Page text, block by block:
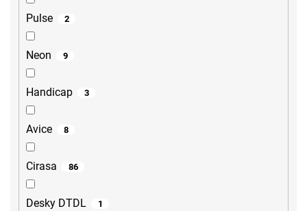
Pulse 2
Neon 9
Handicap 3
Avice 8
Cirasa 86
Desky DTDL 1